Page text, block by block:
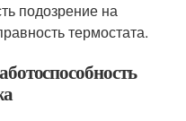
подозрение на
термостата.